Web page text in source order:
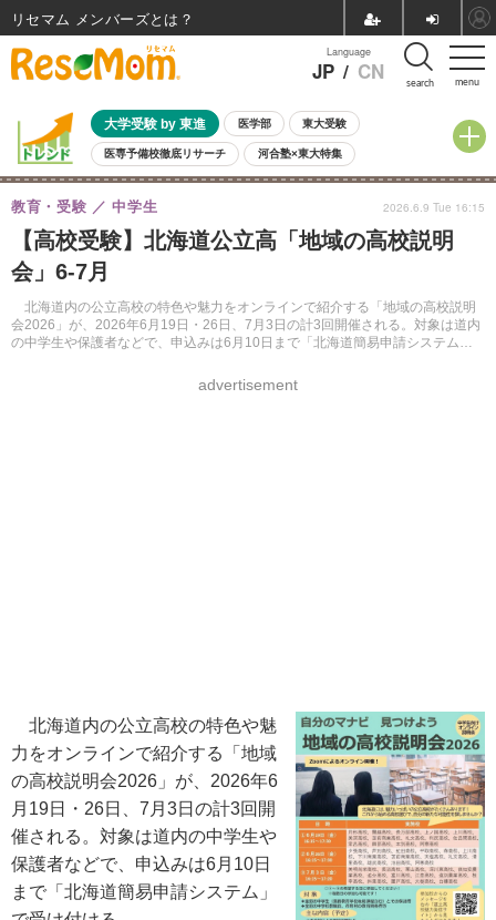
menu
Language
JP / CN search
大学受験 by 東進 医学部 東大受験
医専予備校徹底リサーチ 河合塾×東大特集
親子で考える大学選び 高校受験 中学受験 小学校受験
共通テスト 夏休み
8月開催イベント・WS 全国公立高校 過去問 人気記事
自由研究教材（小学生向け）
【高校受験】北海道公立高「地域の高校説明
会」6-7月
北海道内の公立高校の特色や魅力をオンラインで紹介する「地域の高校説明
会2026」が、2026年6月19日・26日、7月3日の計3回開催される。対象は道内
の中学生や保護者などで、申込みは6月10日まで「北海道簡易申請システム」
教育・受験 中学生
advertisement
2026.6.9 Tue 16:15
北海道内の公立高校の特色や魅
力をオンラインで紹介する「地域
の高校説明会2026」が、2026年6
月19日・26日、7月3日の計3回開
催される。対象は道内の中学生や
保護者などで、申込みは6月10日
まで「北海道簡易申請システム」
リセマム メンバーズ